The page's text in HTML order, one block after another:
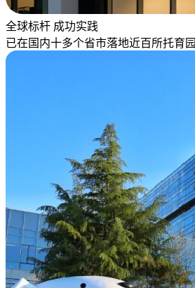
全球标杆 成功实践
已在国内十多个省市落地近百所托育园